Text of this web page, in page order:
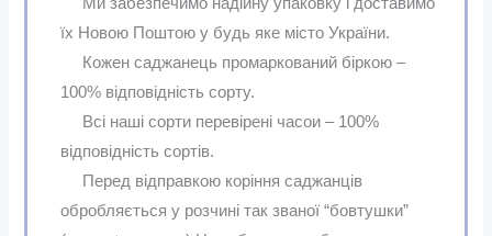
їх Новою Поштою у будь яке місто України.
Кожен саджанець промаркований біркою –
100% відповідність сорту.
Всі наші сорти перевірені часои – 100%
відповідність сортів.
Перед відправкою коріння саджанців
обробляється у розчині так званої “бовтушки”